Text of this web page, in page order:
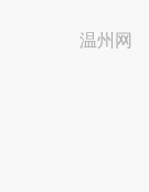
温州网